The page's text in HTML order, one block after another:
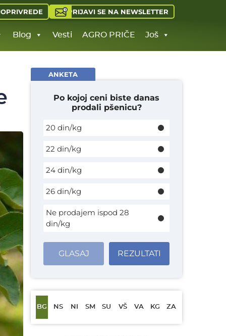
PRIJAVI SE NA NEWSLETTER
Blog Vesti AGRO PRIČE Još
ANKETA
Po kojoj ceni biste danas
prodali pšenicu?
20 din/kg
22 din/kg
24 din/kg
26 din/kg
Ne prodajem ispod 28
din/kg
GLASAJ REZULTATI
BG NS NI SM SU VŠ VA KG ZA